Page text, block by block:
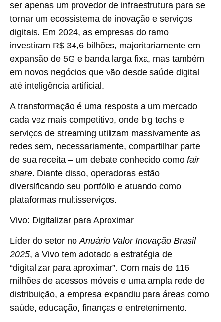
ser apenas um provedor de infraestrutura para se
tornar um ecossistema de inovação e serviços
digitais. Em 2024, as empresas do ramo
investiram R$ 34,6 bilhões, majoritariamente em
expansão de 5G e banda larga fixa, mas também
em novos negócios que vão desde saúde digital
até inteligência artificial.
A transformação é uma resposta a um mercado
cada vez mais competitivo, onde big techs e
serviços de streaming utilizam massivamente as
redes sem, necessariamente, compartilhar parte
de sua receita – um debate conhecido como fair
share. Diante disso, operadoras estão
diversificando seu portfólio e atuando como
plataformas multisserviços.
Vivo: Digitalizar para Aproximar
Líder do setor no Anuário Valor Inovação Brasil
2025, a Vivo tem adotado a estratégia de
“digitalizar para aproximar”. Com mais de 116
milhões de acessos móveis e uma ampla rede de
distribuição, a empresa expandiu para áreas como
saúde, educação, finanças e entretenimento.